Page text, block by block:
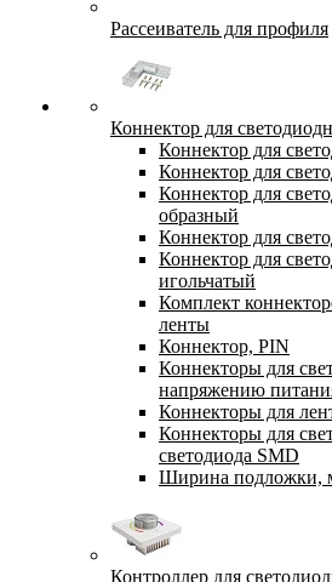
Рассеиватель для профиля
Коннектор для
Коннектор для
Коннектор для
Коннектор для
образный
Коннектор для
Коннектор для
игольчатый
Комплект
ленты
Коннектор, PIN
Коннекторы для
напряжению
Коннекторы для
Коннекторы для
светодиода SMD
Ширина подложки,
Контроллер для